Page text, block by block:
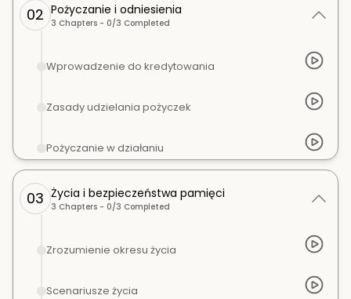
02 Pożyczanie i odniesienia
3 Chapters - 0/3 Completed
Wprowadzenie do kredytowania
Zasady udzielania pożyczek
Pożyczanie w działaniu
03 Życia i bezpieczeństwa pamięci
3 Chapters - 0/3 Completed
Zrozumienie okresu życia
Scenariusze życia